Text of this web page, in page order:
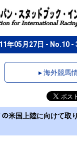
年05月27日 - No.10 -
▸ 海外競馬
の米国上陸に向けて取